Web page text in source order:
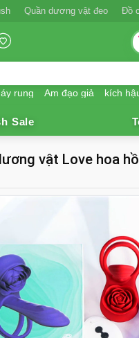
Nước hoa quick rush
rung Âm đạo giả kích
Sale
vật Love hoa